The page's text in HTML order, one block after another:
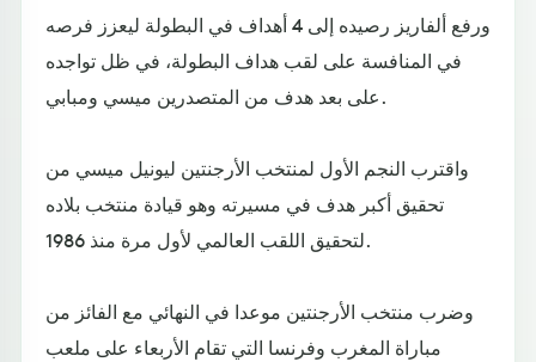
ورفع ألفاريز رصيده إلى 4 أهداف في البطولة ليعزز فرصه
في المنافسة على لقب هداف البطولة، في ظل تواجده
على بعد هدف من المتصدرين ميسي ومبابي.
واقترب النجم الأول لمنتخب الأرجنتين ليونيل ميسي من
تحقيق أكبر هدف في مسيرته وهو قيادة منتخب بلاده
لتحقيق اللقب العالمي لأول مرة منذ 1986.
وضرب منتخب الأرجنتين موعدا في النهائي مع الفائز من
مباراة المغرب وفرنسا التي تقام الأربعاء على ملعب